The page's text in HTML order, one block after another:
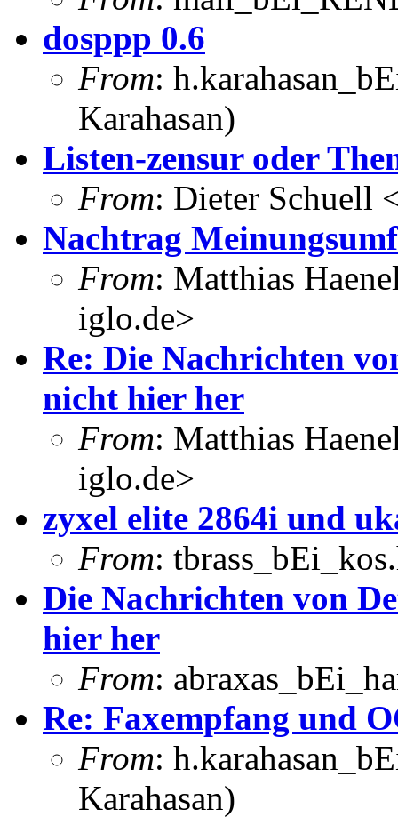
dosppp 0.6
From:
Karahasan)
Listen-zensur oder
From: Dieter Schuell
Nachtrag
From: Matthias
iglo.de>
Re: Die Nachrichten
nicht hier her
From: Matthias
iglo.de>
zyxel elite 2864i und
From:
Die Nachrichten von
hier her
From:
Re: Faxempfang und
From:
Karahasan)